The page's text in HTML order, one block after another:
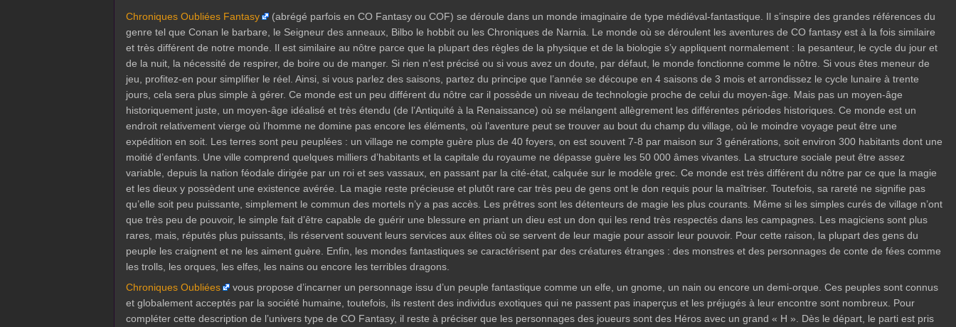
Chroniques Oubliées Fantasy
(abrégé parfois en CO Fantasy ou COF) se déroule dans un monde imaginaire de type médiéval-fantastique. Il s’inspire des grandes références du
genre tel que Conan le barbare, le Seigneur des anneaux, Bilbo le hobbit ou les Chroniques de Narnia. Le monde où se déroulent les aventures de CO fantasy est à la fois similaire
et très différent de notre monde. Il est similaire au nôtre parce que la plupart des règles de la physique et de la biologie s’y appliquent normalement : la pesanteur, le cycle du jour et
de la nuit, la nécessité de respirer, de boire ou de manger. Si rien n’est précisé ou si vous avez un doute, par défaut, le monde fonctionne comme le nôtre. Si vous êtes meneur de
jeu, profitez-en pour simplifier le réel. Ainsi, si vous parlez des saisons, partez du principe que l’année se découpe en 4 saisons de 3 mois et arrondissez le cycle lunaire à trente
jours, cela sera plus simple à gérer. Ce monde est un peu différent du nôtre car il possède un niveau de technologie proche de celui du moyen-âge. Mais pas un moyen-âge
historiquement juste, un moyen-âge idéalisé et très étendu (de l’Antiquité à la Renaissance) où se mélangent allègrement les différentes périodes historiques. Ce monde est un
endroit relativement vierge où l’homme ne domine pas encore les éléments, où l’aventure peut se trouver au bout du champ du village, où le moindre voyage peut être une
expédition en soit. Les terres sont peu peuplées : un village ne compte guère plus de 40 foyers, on est souvent 7-8 par maison sur 3 générations, soit environ 300 habitants dont une
moitié d’enfants. Une ville comprend quelques milliers d’habitants et la capitale du royaume ne dépasse guère les 50 000 âmes vivantes. La structure sociale peut être assez
variable, depuis la nation féodale dirigée par un roi et ses vassaux, en passant par la cité-état, calquée sur le modèle grec. Ce monde est très différent du nôtre par ce que la magie
et les dieux y possèdent une existence avérée. La magie reste précieuse et plutôt rare car très peu de gens ont le don requis pour la maîtriser. Toutefois, sa rareté ne signifie pas
qu’elle soit peu puissante, simplement le commun des mortels n’y a pas accès. Les prêtres sont les détenteurs de magie les plus courants. Même si les simples curés de village n’ont
que très peu de pouvoir, le simple fait d’être capable de guérir une blessure en priant un dieu est un don qui les rend très respectés dans les campagnes. Les magiciens sont plus
rares, mais, réputés plus puissants, ils réservent souvent leurs services aux élites où se servent de leur magie pour assoir leur pouvoir. Pour cette raison, la plupart des gens du
peuple les craignent et ne les aiment guère. Enfin, les mondes fantastiques se caractérisent par des créatures étranges : des monstres et des personnages de conte de fées comme
les trolls, les orques, les elfes, les nains ou encore les terribles dragons.
Chroniques Oubliées
vous propose d’incarner un personnage issu d’un peuple fantastique comme un elfe, un gnome, un nain ou encore un demi-orque. Ces peuples sont connus
et globalement acceptés par la société humaine, toutefois, ils restent des individus exotiques qui ne passent pas inaperçus et les préjugés à leur encontre sont nombreux. Pour
compléter cette description de l’univers type de CO Fantasy, il reste à préciser que les personnages des joueurs sont des Héros avec un grand « H ». Dès le départ, le parti est pris